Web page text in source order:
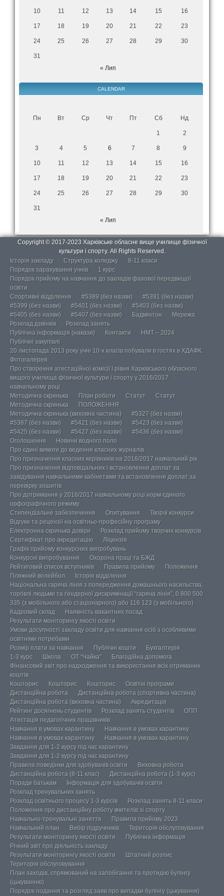
10 11 12 13 14 15 16
17 18 19 20 21 22 23
24 25 26 27 28 29 30
31
« Лип
CALENDAR
Пн Вт Ср Чт Пт Сб Нд
1 2
3 4 5 6 7 8 9
10 11 12 13 14 15 16
17 18 19 20 21 22 23
24 25 26 27 28 29 30
31
« Лип
Copyright © 2017-2023 Харківське обласне вище училище фізичної
культури і спорту. All Rights Reserved.
Історія закладу
Структура коледжу
8-11 класи
Порядок зарахування учнів
1 курс
Порядок прийому на навчання до закладів фахової передвищої
освіти
Спортивні відділення
#5389 (без назви)
#5391 (без назви)
#5399 (без назви)
#5401 (без назви)
#5403 (без назви)
#5405 (без назви)
#5407 (без назви) Бадмінтон
Мережа
Розклад дзвінків
Розклад занять
Публічна інформація (накази)
Контакти
НМТ – 2024
Публічні закупівлі
20 листопада 2013 року учні 10-х класів побували в гостях в ХДАФК.
Фотогалерея
Про створення атестаційної комісії І рівня Харківського обласного
вищого училища фізичної культури і спорту у 2016/2017
навчальному році
Методична скринька
План роботи Статут
Статут
Методична скринька
ПОЛОЖЕННЯ
Методична скринька (виховна частина)
#5327 (без назви)
#5387 (без назви)
#5421 (без назви)
#5423 (без назви)
#5425 (без назви)
#5427 (без назви)
#5436 (без назви)
Оголошення
Новини водного поло
Про єдині вимоги до ведення класних журналів
Про призначення класних керівників на 2016/2017 навчальний рік
Про призначення відповідальних і встановлення доплат за
завідування навчальними кабінетами та встановлення доплат за
перевірку зошитів
Про дотримання у 2016/2017 навчальному році норм єдиного
орфографічного режиму
Стипендіальне забезпечення
Опитування
Творчі конкурси
Відгуки та рецензії на освітньо-професійну програму
Електронна скринька довіри
Розклад прийому творчих конкурсів
Сертифікат про акредитацію
Ліцензія
Графік прийому конкурсних випробувань
Конкурсні випробування
Охорона праці та БЖД
Рейтиговий список вступників
Правила прийому
Положення
Пляжний волейбол
Історія відділення
Національна гаряча лінія з попередження домашнього насильства,
торгівлі людьми та ґендерної дискримінації “гаряча лінія”, 0 800 500
335 (з мобільного або стаціонарного) або 116 123 (з мобільного)
Кадровий склад
Наявність вакантних посад
Результати моніторингу якості освіти
Умови досупності закладу освіти для навчання осіб з особливими
освітніми потребами
Розмір плати за навчання
Публічні кошти
Бухгалтерія
1-3 курс
Школа ОТ “Чайка”
Благодійна допомога
Фінансовий звіт про надходження та використання всіх отриманих
коштів
Кошторис
Кошторис Кошторис
Освітні програми
Дистанційна робота
Дистанційна робота (спортивна частина)
Дистанційна робота (виховна частина)
Акредитація
Рейтинг досягнень студентів
Розклад занять студентів
ОПП
Атестація педагогічних працівників
Навчання в умовах карантину
Навчання в умовах карантину
Навчання в умовах карантину
Навчання в умовах карантину
Завдання для 1-2 курсу під час карантину
Завдання для 1-2 курсу під час карантину
Правила поведінки для здобувачів освіти
Виховна робота
Дистанційна робота (8-11 клас)
Дистанційна робота (1-3 курс)
Поради батькам
Інформація для здобувачів освіти
Розклад тренувальних занять
Розклад освітнього процесу 1-3 курсів
Розклад занять 8-11 класи
Положення про дистанційну роботу вчителів зі спорту
Навчально-тренувальні заняття
Правила прийому 2023
Навчальний план
Вибір підручників
Територія обслуговування
Результати моніторингу якості освіти
Публічна інформація
Річний звіт про діяльність закладу
Результати моніторингу якості освіти
Штатний розпис
Територія обслуговування
План заходів, спрямований на запобігання та протидію булінгу
(цькуванню)
Порядок подання та розгляд заяв про випадки булінгу (цькування)